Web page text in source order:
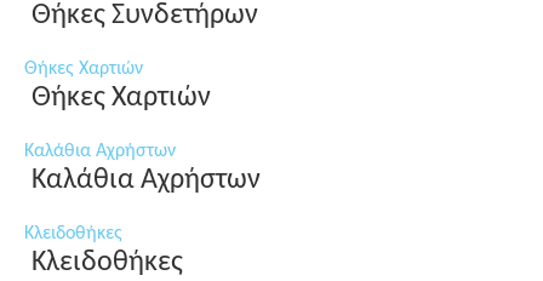
Θήκες Συνδετήρων
Θήκες Χαρτιών
Θήκες Χαρτιών
Καλάθια Αχρήστων
Καλάθια Αχρήστων
Κλειδοθήκες
Κλειδοθήκες